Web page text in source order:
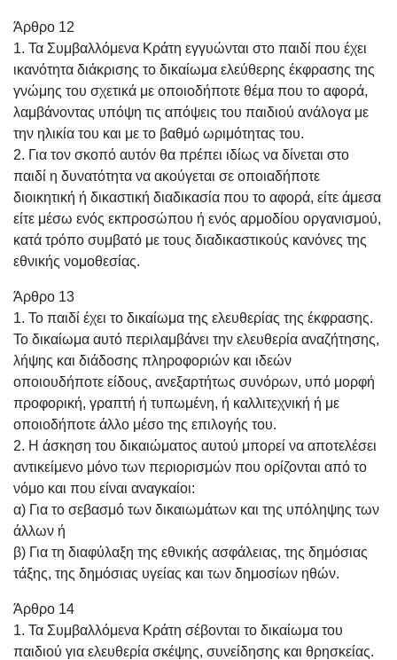
Άρθρο 12
1. Τα Συμβαλλόμενα Κράτη εγγυώνται στο παιδί που έχει
ικανότητα διάκρισης το δικαίωμα ελεύθερης έκφρασης της
γνώμης του σχετικά με οποιοδήποτε θέμα που το αφορά,
λαμβάνοντας υπόψη τις απόψεις του παιδιού ανάλογα με
την ηλικία του και με το βαθμό ωριμότητας του.
2. Για τον σκοπό αυτόν θα πρέπει ιδίως να δίνεται στο
παιδί η δυνατότητα να ακούγεται σε οποιαδήποτε
διοικητική ή δικαστική διαδικασία που το αφορά, είτε άμεσα
είτε μέσω ενός εκπροσώπου ή ενός αρμοδίου οργανισμού,
κατά τρόπο συμβατό με τους διαδικαστικούς κανόνες της
εθνικής νομοθεσίας.
Άρθρο 13
1. Το παιδί έχει το δικαίωμα της ελευθερίας της έκφρασης.
Το δικαίωμα αυτό περιλαμβάνει την ελευθερία αναζήτησης,
λήψης και διάδοσης πληροφοριών και ιδεών
οποιουδήποτε είδους, ανεξαρτήτως συνόρων, υπό μορφή
προφορική, γραπτή ή τυπωμένη, ή καλλιτεχνική ή με
οποιοδήποτε άλλο μέσο της επιλογής του.
2. Η άσκηση του δικαιώματος αυτού μπορεί να αποτελέσει
αντικείμενο μόνο των περιορισμών που ορίζονται από το
νόμο και που είναι αναγκαίοι:
α) Για το σεβασμό των δικαιωμάτων και της υπόληψης των
άλλων ή
β) Για τη διαφύλαξη της εθνικής ασφάλειας, της δημόσιας
τάξης, της δημόσιας υγείας και των δημοσίων ηθών.
Άρθρο 14
1. Τα Συμβαλλόμενα Κράτη σέβονται το δικαίωμα του
παιδιού για ελευθερία σκέψης, συνείδησης και θρησκείας.